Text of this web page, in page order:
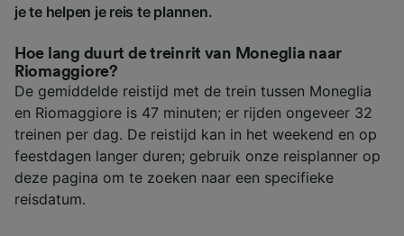
je te helpen je reis te plannen.
Hoe lang duurt de treinrit van Moneglia naar
Riomaggiore?
De gemiddelde reistijd met de trein tussen Moneglia
en Riomaggiore is 47 minuten; er rijden ongeveer 32
treinen per dag. De reistijd kan in het weekend en op
feestdagen langer duren; gebruik onze reisplanner op
deze pagina om te zoeken naar een specifieke
reisdatum.